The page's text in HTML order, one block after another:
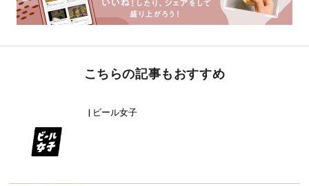
こちらの記事もおすすめ
| ビール女子